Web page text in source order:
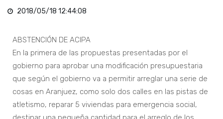
2018/05/18 12:44:08
ABSTENCIÓN DE ACIPA
En la primera de las propuestas presentadas por el
gobierno para aprobar una modificación presupuestaria
que según el gobierno va a permitir arreglar una serie de
cosas en Aranjuez, como solo dos calles en las pistas de
atletismo, reparar 5 viviendas para emergencia social,